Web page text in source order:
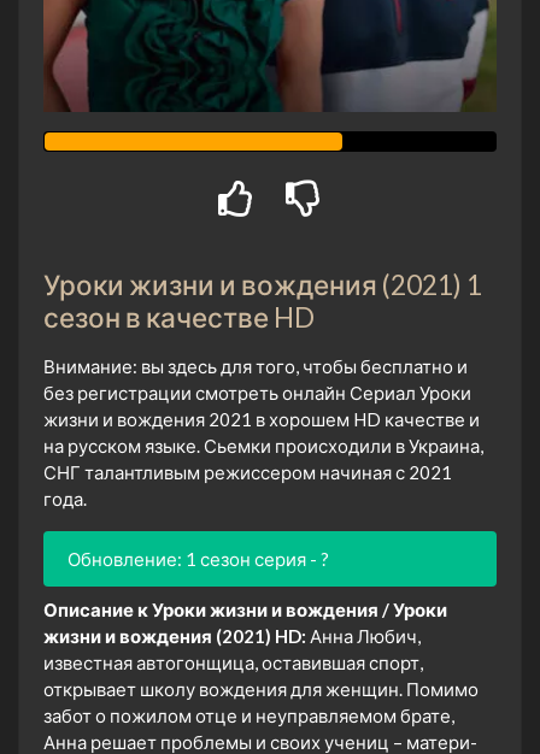
Уроки жизни и вождения (2021) 1
сезон в качестве HD
Внимание: вы здесь для того, чтобы бесплатно и
без регистрации смотреть онлайн Сериал Уроки
жизни и вождения 2021 в хорошем HD качестве и
на русском языке. Сьемки происходили в Украина,
СНГ талантливым режиссером начиная с 2021
года.
Обновление: 1 сезон серия - ?
Описание к Уроки жизни и вождения / Уроки
жизни и вождения (2021) HD: Анна Любич,
известная автогонщица, оставившая спорт,
открывает школу вождения для женщин. Помимо
забот о пожилом отце и неуправляемом брате,
Анна решает проблемы и своих учениц – матери-